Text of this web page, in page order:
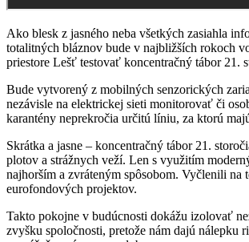
Ako blesk z jasného neba všetkých zasiahla
totalitných bláznov bude v najbližších rokoch
priestore Lešť testovať koncentračný tábor 21.
Bude vytvorený z mobilných senzorických
nezávisle na elektrickej sieti monitorovať či
karantény neprekročia určitú líniu, za ktorú
Skrátka a jasne – koncentračný tábor 21.
plotov a strážnych veží. Len s využitím
najhorším a zvráteným spôsobom. Vyčlenili na
eurofondových projektov.
Takto pokojne v budúcnosti dokážu izolovať
zvyšku spoločnosti, pretože nám dajú nálepku